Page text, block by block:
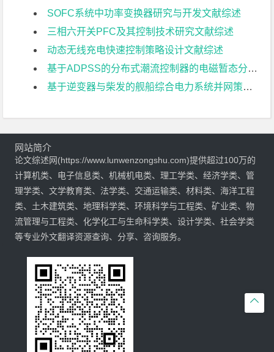
SOFC系统中功率变换器研究与开发文献综述
三相六开关PFC及其控制技术研究文献综述
动态无线充电快速控制策略设计文献综述
基于ADPSS的分布式潮流控制器的电磁暂态分析文献综述
基于逆变器与柴发的舰船综合电力系统并网策略仿真研究文献综述

网站简介
论文综述网(https://www.lunwenzongshu.com)提供超过100万的
计算机类、电子信息类、机械机电类、理工学类、经济学类、管
理学类、文学教育类、法学类、交通运输类、材料类、海洋工程
类、土木建筑类、地理科学类、环境科学与工程类、矿业类、物
流管理与工程类、化学化工与生命科学类、设计学类、社会学类
等专业外文翻译资源查询、分享、咨询服务。